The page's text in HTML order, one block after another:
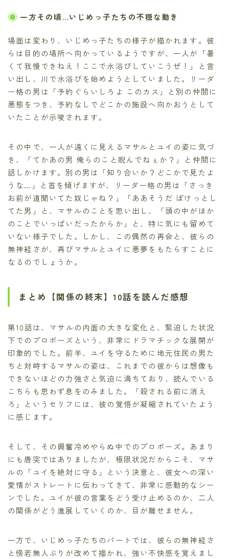
一方その頃…いじめっ子たちの不穏な動き
場面は変わり、いじめっ子たちの様子が描かれます。彼
らは目的の場所へ向かっているようですが、一人が「暑
くて我慢できねえ！ここで水浴びしていこうぜ！」と言
い出し、川で水浴びを始めようとしていました。リーダ
ー格の男は「予約ぐらいしろよ このカス」と別の仲間に
悪態をつき、予約なしでどこかの施設へ向かおうとして
いたことが示唆されます。
その中で、一人が遠くに見えるマサルとユイの姿に気づ
き、「てかあの男 俺らのこと睨んでねぇか？」と仲間に
話しかけます。別の男は「知り合いか？どこかで見たよ
うな…」と首を傾げますが、リーダー格の男は「さっき
お前が道聞いてた奴じゃね？」「ああそうだ ぽけっとし
てた男」と、マサルのことを思い出し、「頭の中がほか
のことでいっぱいだったからか」と、特に気にも留めて
いない様子でした。しかし、この偶然の再会と、彼らの
無神経さが、再びマサルとユイに悪夢をもたらすことに
なるのでしょうか。
まとめ【関係の終末】10話を読んだ感想
第10話は、マサルの内面の大きな変化と、緊迫した状況
下でのプロポーズという、非常にドラマチックな展開が
印象的でした。前半、ユイを守るために地元住民の男た
ちと対峙するマサルの姿は、これまでの彼からは想像も
できないほどの力強さと気迫に満ちており、読んでいる
こちらも思わず息をのみました。「殺される前に消え
ろ」というセリフには、彼の覚悟が凝縮されていたよう
に感じます。
そして、その興奮冷めやらぬ中でのプロポーズ。あまり
にも唐突ではありましたが、極限状況だからこそ、マサ
ルの「ユイを絶対に守る」という決意と、彼女への深い
愛情がストレートに伝わってきて、非常に感動的なシー
ンでした。ユイが彼の言葉をどう受け止めるのか、二人
の関係がどう進展していくのか、目が離せません。
一方で、いじめっ子たちのパートでは、彼らの無神経さ
と傍若無人ぶりが改めて描かれ、強い不快感を覚えまし